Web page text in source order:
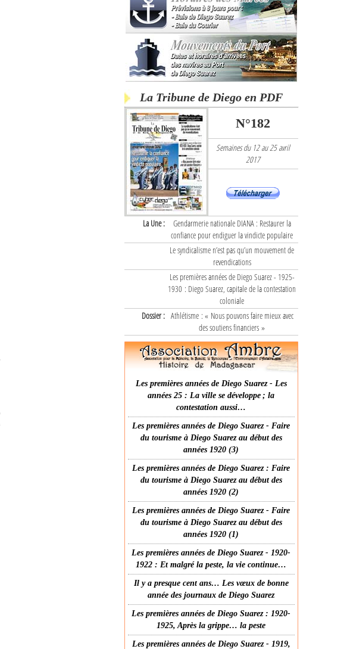
La Tribune de Diego en PDF
N°182
Semaines du 12 au 25 avril
2017
La Une :
Gendarmerie nationale DIANA : Restaurer la
confiance pour endiguer la vindicte populaire
Le syndicalisme n’est pas qu’un mouvement de
revendications
Les premières années de Diego Suarez - 1925-
1930 : Diego Suarez, capitale de la contestation
coloniale
Dossier : Athlétisme : « Nous pouvons faire mieux avec
des soutiens financiers »
Les premières années de Diego Suarez - Les
années 25 : La ville se développe ; la
contestation aussi…
Les premières années de Diego Suarez - Faire
du tourisme à Diego Suarez au début des
années 1920 (3)
Les premières années de Diego Suarez : Faire
du tourisme à Diego Suarez au début des
années 1920 (2)
Les premières années de Diego Suarez - Faire
du tourisme à Diego Suarez au début des
années 1920 (1)
Les premières années de Diego Suarez - 1920-
1922 : Et malgré la peste, la vie continue…
Il y a presque cent ans… Les vœux de bonne
année des journaux de Diego Suarez
Les premières années de Diego Suarez : 1920-
1925, Après la grippe… la peste
Les premières années de Diego Suarez - 1919,